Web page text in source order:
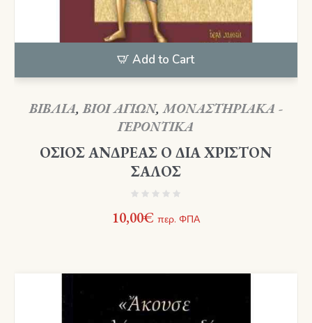
Add to Cart
ΒΙΒΛΙΑ,ΒΙΟΙ ΑΓΙΩΝ,ΜΟΝΑΣΤΗΡΙΑΚΑ -
ΓΕΡΟΝΤΙΚΑ
ΟΣΙΟΣ ΑΝΔΡΕΑΣ Ο ΔΙΑ ΧΡΙΣΤΟΝ
ΣΑΛΟΣ
10,00€ περ. ΦΠΑ